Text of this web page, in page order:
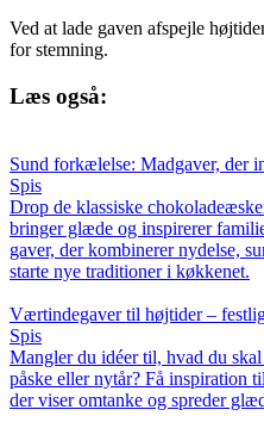
Ved at lade gaven afspejle
for stemning.
Læs også:
Sund forkælelse: Madgaver, der
Spis
Drop de klassiske
bringer glæde og inspirerer
gaver, der kombinerer nydelse,
starte nye traditioner i køkkenet.
Værtindegaver til højtider –
Spis
Mangler du idéer til, hvad du
påske eller nytår? Få inspiration
der viser omtanke og spreder